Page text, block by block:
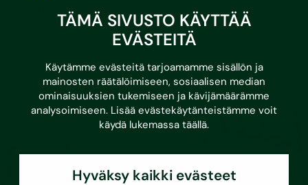
TÄMÄ SIVUSTO KÄYTTÄÄ
EVÄSTEITÄ
Käytämme evästeitä tarjoamamme sisällön ja
mainosten räätälöimiseen, sosiaalisen median
ominaisuuksien tukemiseen ja kävijämäärämme
analysoimiseen. Lisää evästekäytänteistämme voit
käydä lukemassa täällä.
Hyväksy kaikki evästeet
Mikä on kunnossapitotarveselvitys?
Kunnossapitotarveselvityksellä tarkoitetaan listausta
rakennusten ja kiinteistöjen kunnossapito- ja